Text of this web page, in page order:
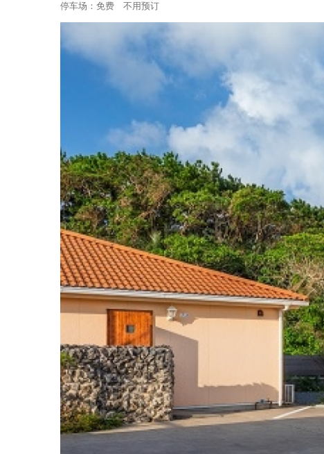
停车场：免费 不用预订